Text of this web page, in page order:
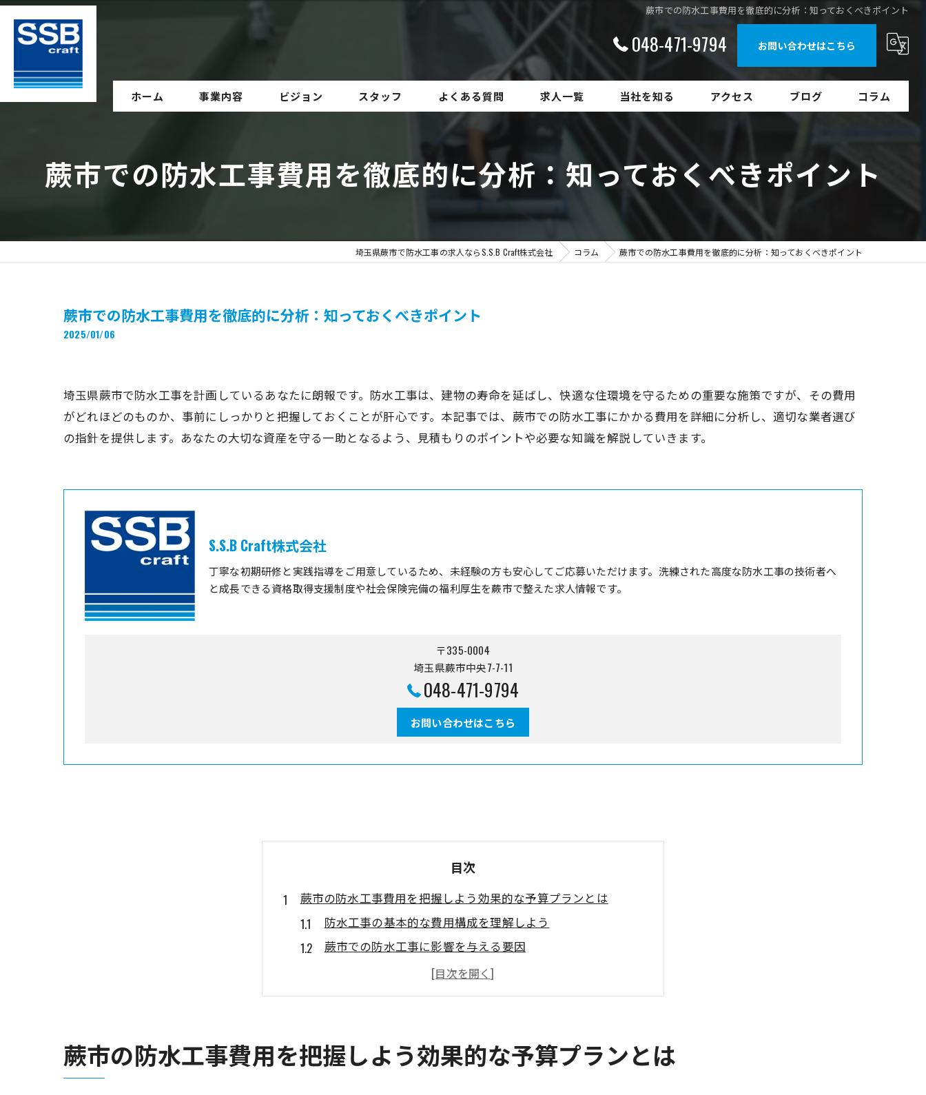
蕨市での防水工事費用を徹底的に分析：知っておくべきポイント
048-471-9794 お問い合わせはこちら
ホーム 事業内容 ビジョン スタッフ よくある質問 求人一覧 当社を知る
正社員
働きやすい
資格取得支援
アクセス ブログ コラム
蕨市での防水工事費用を徹底的に分析：知っておくべきポイント
埼玉県蕨市で防水工事の求人ならS.S.B Craft株式会社 コラム 蕨市での防水工事費用を徹底的に分析：知っておくべきポイント
蕨市での防水工事費用を徹底的に分析：知っておくべきポイント
2025/01/06
埼玉県蕨市で防水工事を計画しているあなたに朗報です。防水工事は、建物の寿命を延ばし、快適な住環境を守るための重要な施策ですが、その費用
がどれほどのものか、事前にしっかりと把握しておくことが肝心です。本記事では、蕨市での防水工事にかかる費用を詳細に分析し、適切な業者選び
の指針を提供します。あなたの大切な資産を守る一助となるよう、見積もりのポイントや必要な知識を解説していきます。
S.S.B Craft株式会社
丁寧な初期研修と実践指導をご用意しているため、未経験の方も安心してご応募いただけます。洗練された高度な防水工事の技術者へ
と成長できる資格取得支援制度や社会保険完備の福利厚生を蕨市で整えた求人情報です。
〒335-0004
埼玉県蕨市中央7-7-11
048-471-9794
お問い合わせはこちら
目次
蕨市の防水工事費用を把握しよう効果的な予算プランとは
防水工事の基本的な費用構成を理解しよう
蕨市での防水工事に影響を与える要因
費用見積もりの際に確認すべきポイント
予算オーバーを防ぐための計画策定法
防水工事の費用と効果をバランスよく考える方法
防水工事予算を抑えるために知っておくべき蕨市特有のポイント
蕨市の防水工事費用を把握しよう効果的な予算プランとは